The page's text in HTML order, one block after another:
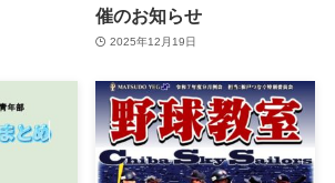
催のお知らせ
2025年12月19日